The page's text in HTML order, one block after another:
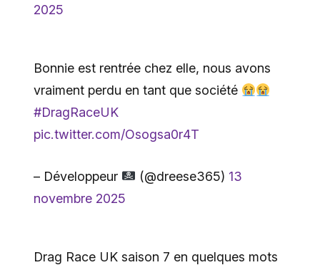
2025
Bonnie est rentrée chez elle, nous avons
vraiment perdu en tant que société
#DragRaceUK
pic.twitter.com/Osogsa0r4T
– Développeur (@dreese365) 13
novembre 2025
Drag Race UK saison 7 en quelques mots